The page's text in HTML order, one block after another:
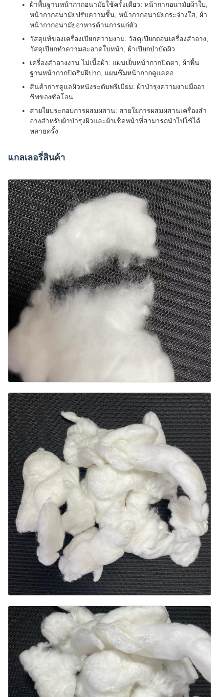
ผ้าพื้นฐานหน้ากากอนามัยใช้ครั้งเดียว: หน้ากากอนามัยผ้าใบ,
หน้ากากอนามัยปรับความชื้น, หน้ากากอนามัยกระจ่างใส, ผ้า
หน้ากากอนามัยอาหารต้านการแก่ตัว
วัสดุแท้ของเครื่องเปียกความงาม: วัสดุเปียกถอนเครื่องสําอาง,
วัสดุเปียกทําความสะอาดใบหน้า, ผ้าเปียกบําบัดผิว
เครื่องสําอางงาน ไม่เนื้อผ้า: แผ่นเย็บหน้ากากปิดตา, ผ้าพื้น
ฐานหน้ากากปิดริมฝีปาก, แผนซึมหน้ากากดูแลคอ
สินค้าการดูแลผิวหนังระดับพรีเมียม: ผ้าบํารุงความงามมืออา
ชีพของซัลโอน
สายใยประกอบการผสมผสาน: สายใยการผสมผสานเครื่องสํา
อางสําหรับผ้าบํารุงผิวและผ้าเช็ดหน้าที่สามารถนําไปใช้ได้
หลายครั้ง
แกลเลอรี่สินค้า